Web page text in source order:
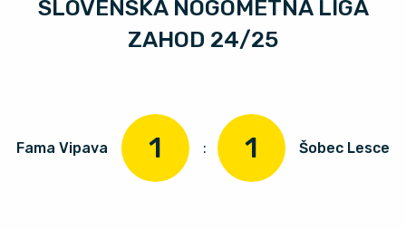
SLOVENSKA NOGOMETNA LIGA
ZAHOD 24/25
Fama Vipava 1 : 1 Šobec Lesce